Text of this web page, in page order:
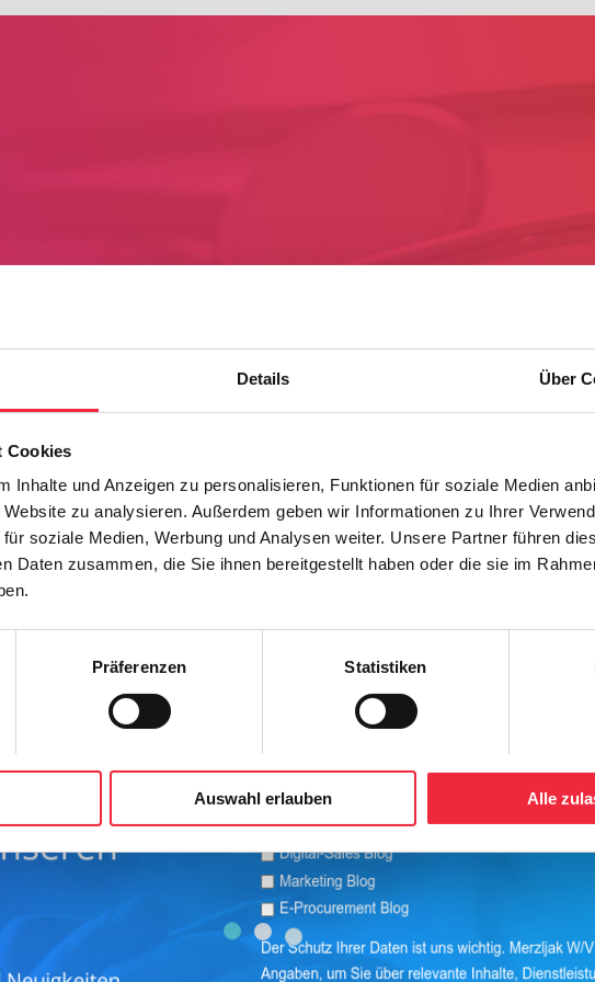
Details Über
Cookies
Inhalte und Anzeigen zu personalisieren, Funktionen für soziale Medien
zu analysieren. Außerdem geben wir Informationen zu Ihrer
soziale Medien, Werbung und Analysen weiter. Unsere Partner führen
Daten zusammen, die Sie ihnen bereitgestellt haben oder die sie im
Präferenzen Statistiken
Auswahl erlauben Alle
Vertrieb
grundlegend: Neue Service- und Marketingkanäle entstehen, während
im Gesundheitsmarkt verändert. Immer mehr Kunden nutzen Online-